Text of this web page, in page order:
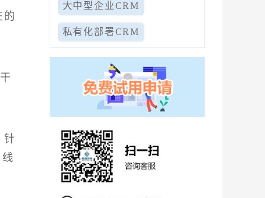
的
针
大中型企业CRM
私有化部署CRM